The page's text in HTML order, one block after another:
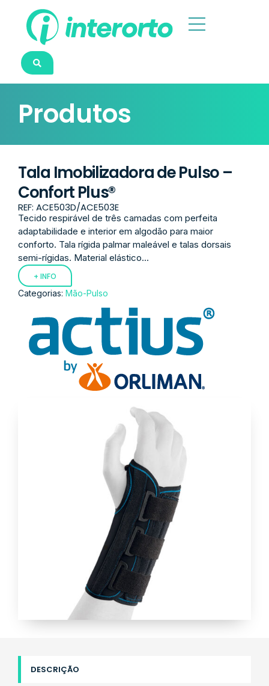
Produtos
Tala Imobilizadora de Pulso –
Confort Plus®
REF: ACE503D/ACE503E
Tecido respirável de três camadas com perfeita
adaptabilidade e interior em algodão para maior
conforto. Tala rígida palmar maleável e talas dorsais
semi-rígidas. Material elástico...
+ INFO
Categorias: Mão-Pulso
DESCRIÇÃO